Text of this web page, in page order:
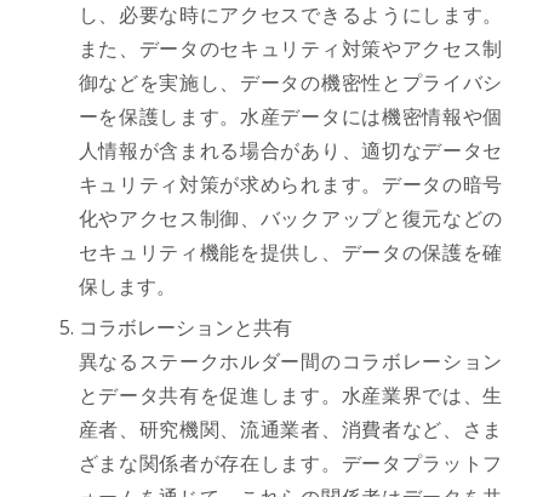
し、必要な時にアクセスできるようにします。
また、データのセキュリティ対策やアクセス制
御などを実施し、データの機密性とプライバシ
ーを保護します。水産データには機密情報や個
人情報が含まれる場合があり、適切なデータセ
キュリティ対策が求められます。データの暗号
化やアクセス制御、バックアップと復元などの
セキュリティ機能を提供し、データの保護を確
保します。
コラボレーションと共有
異なるステークホルダー間のコラボレーション
とデータ共有を促進します。水産業界では、生
産者、研究機関、流通業者、消費者など、さま
ざまな関係者が存在します。データプラットフ